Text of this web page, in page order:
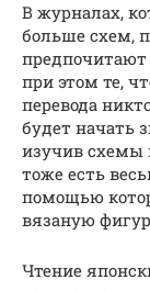
В журналах,
больше схем,
предпочитают
при этом те,
перевода
будет начать
изучив схемы
тоже есть
помощью
вязаную
Чтение